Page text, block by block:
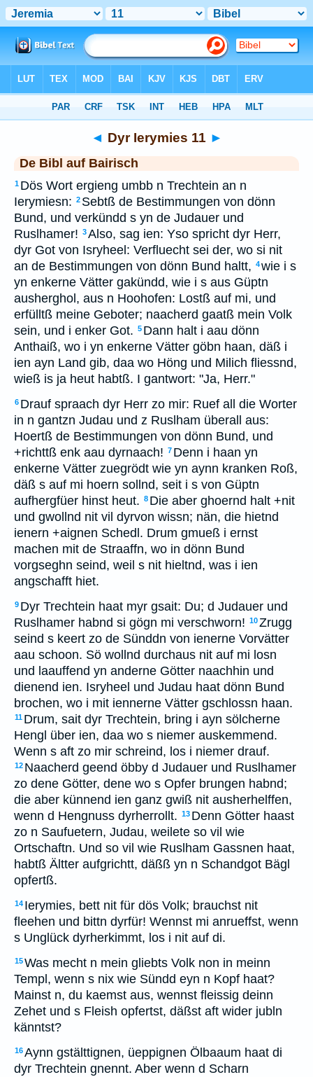
◄ Dyr Ierymies 11 ►
De Bibl auf Bairisch
1 Dös Wort ergieng umbb n Trechtein an n
Ierymiesn: 2 Sebtß de Bestimmungen von dönn
Bund, und verkündd s yn de Judauer und
Ruslhamer! 3Also, sag ien: Yso spricht dyr Herr,
dyr Got von Isryheel: Verfluecht sei der, wo si nit
an de Bestimmungen von dönn Bund haltt, 4wie i s
yn enkerne Vätter gakündd, wie i s aus Güptn
ausherghol, aus n Hoohofen: Lostß auf mi, und
erfülltß meine Geboter; naacherd gaatß mein Volk
sein, und i enker Got. 5 Dann halt i aau dönn
Anthaiß, wo i yn enkerne Vätter göbn haan, däß i
ien ayn Land gib, daa wo Höng und Milich fliessnd,
wieß is ja heut habtß. I gantwort: "Ja, Herr."
6 Drauf spraach dyr Herr zo mir: Ruef all die Worter
in n gantzn Judau und z Ruslham überall aus:
Hoertß de Bestimmungen von dönn Bund, und
+richttß enk aau dyrnaach! 7 Denn i haan yn
enkerne Vätter zuegrödt wie yn aynn kranken Roß,
däß s auf mi hoern sollnd, seit i s von Güptn
aufhergfüer hinst heut. 8 Die aber ghoernd halt +nit
und gwollnd nit vil dyrvon wissn; nän, die hietnd
ienern +aignen Schedl. Drum gmueß i ernst
machen mit de Straaffn, wo in dönn Bund
vorgseghn seind, weil s nit hieltnd, was i ien
angschafft hiet.
9 Dyr Trechtein haat myr gsait: Du; d Judauer und
Ruslhamer habnd si gögn mi verschworn! 10Zrugg
seind s keert zo de Sünddn von ienerne Vorvätter
aau schoon. Sö wollnd durchaus nit auf mi losn
und laauffend yn anderne Götter naachhin und
dienend ien. Isryheel und Judau haat dönn Bund
brochen, wo i mit iennerne Vätter gschlossn haan.
11 Drum, sait dyr Trechtein, bring i ayn sölcherne
Hengl über ien, daa wo s niemer auskemmend.
Wenn s aft zo mir schreind, los i niemer drauf.
12 Naacherd geend öbby d Judauer und Ruslhamer
zo dene Götter, dene wo s Opfer brungen habnd;
die aber künnend ien ganz gwiß nit ausherhelffen,
wenn d Hengnuss dyrherrollt. 13 Denn Götter haast
zo n Saufuetern, Judau, weilete so vil wie
Ortschaftn. Und so vil wie Ruslham Gassnen haat,
habtß Ältter aufgrichtt, däßß yn n Schandgot Bägl
opfertß.
14 Ierymies, bett nit für dös Volk; brauchst nit
fleehen und bittn dyrfür! Wennst mi anrueffst, wenn
s Unglück dyrherkimmt, los i nit auf di.
15Was mecht n mein gliebts Volk non in meinn
Templ, wenn s nix wie Sündd eyn n Kopf haat?
Mainst n, du kaemst aus, wennst fleissig deinn
Zehet und s Fleish opfertst, däßst aft wider jubln
känntst?
16Aynn gstälttignen, üeppignen Ölbaaum haat di
dyr Trechtein gnennt. Aber wenn d Scharn